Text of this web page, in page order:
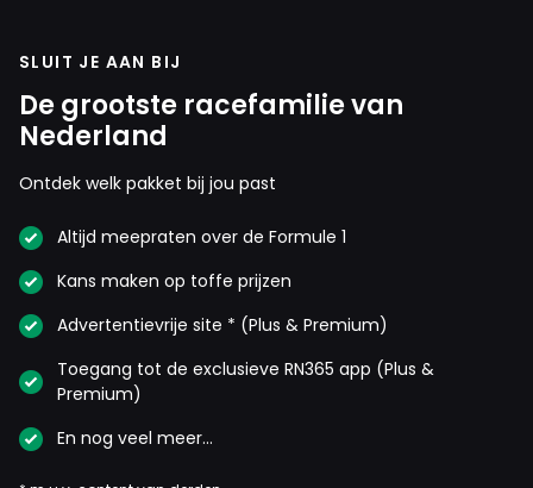
SLUIT JE AAN BIJ
De grootste racefamilie van
Nederland
Ontdek welk pakket bij jou past
Altijd meepraten over de Formule 1
Kans maken op toffe prijzen
Advertentievrije site * (Plus & Premium)
Toegang tot de exclusieve RN365 app (Plus &
Premium)
En nog veel meer…